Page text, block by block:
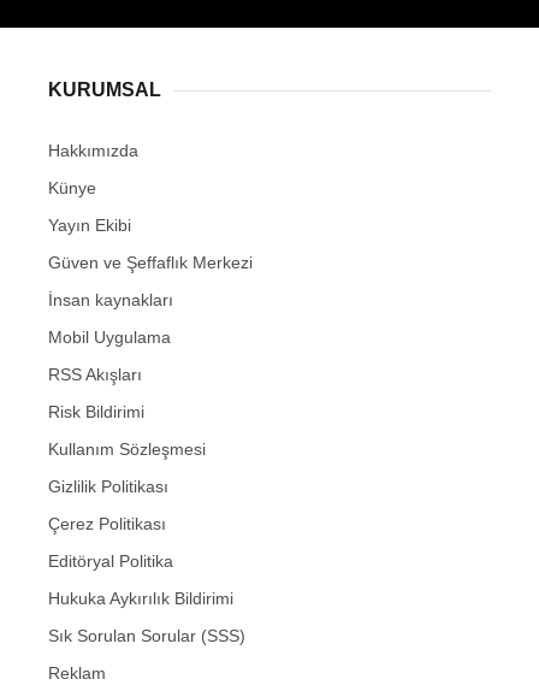
KURUMSAL
Hakkımızda
Künye
Yayın Ekibi
Güven ve Şeffaflık Merkezi
İnsan kaynakları
Mobil Uygulama
RSS Akışları
Risk Bildirimi
Kullanım Sözleşmesi
Gizlilik Politikası
Çerez Politikası
Editöryal Politika
Hukuka Aykırılık Bildirimi
Sık Sorulan Sorular (SSS)
Reklam